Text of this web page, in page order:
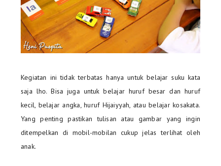
Kegiatan ini tidak terbatas hanya untuk belajar suku kata
saja lho. Bisa juga untuk belajar huruf besar dan huruf
kecil, belajar angka, huruf Hijaiyyah, atau belajar kosakata.
Yang penting pastikan tulisan atau gambar yang ingin
ditempelkan di mobil-mobilan cukup jelas terlihat oleh
anak.